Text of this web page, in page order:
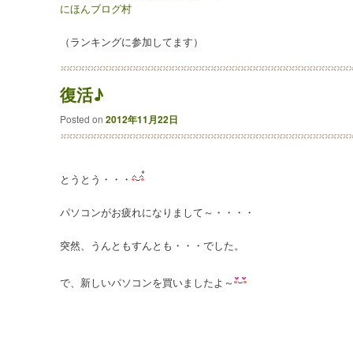
にほんブログ村
（ランキングに参加してます）
復活♪
Posted on 2012年11月22日
とうとう・・・
パソコンがお疲れになりまして～・・・・
突然、うんともすんとも・・・でした。
で、新しいパソコンを買いましたよ～